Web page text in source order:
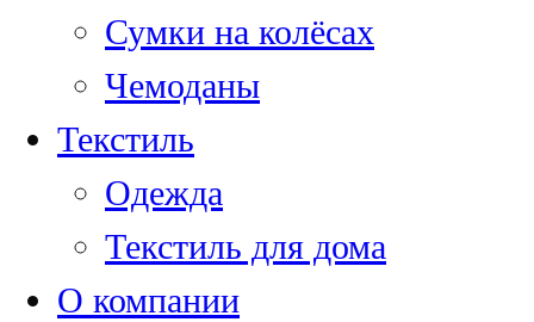
Сумки на колёсах
Чемоданы
Текстиль
Одежда
Текстиль для дома
О компании